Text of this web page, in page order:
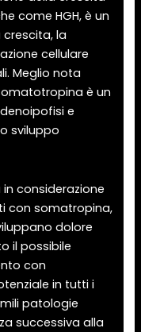
come HGH, è un
la
cellulare
Meglio nota
è un
e
sviluppo
considerazione
con somatropina,
dolore
il possibile
con
in tutti i
patologie
successiva alla